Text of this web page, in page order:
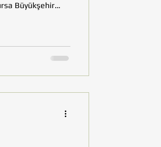
Büyükşehir